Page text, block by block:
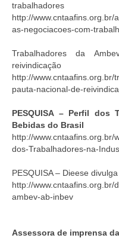
trabalhadores
http://
as-negociacoes-com-
Trabalhadores da
reivindicação
http://
pauta-nacional-de-
PESQUISA – Perfil dos
Bebidas do Brasil
http://www.cntaafins.org.br/
dos-Trabalhadores-na-
PESQUISA – Dieese
http://www.cntaafins.org.br/
ambev-ab-inbev
Assessora de imprensa